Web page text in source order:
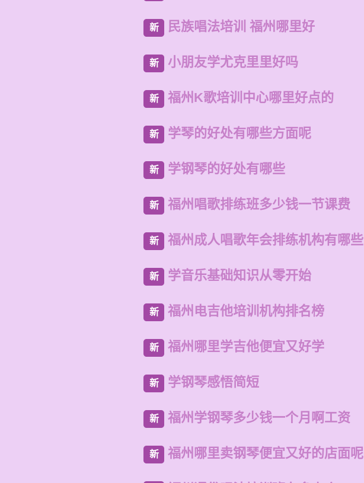
新 民族唱法培训 福州哪里好
新 小朋友学尤克里里好吗
新 福州K歌培训中心哪里好点的
新 学琴的好处有哪些方面呢
新 学钢琴的好处有哪些
新 福州唱歌排练班多少钱一节课费
新 福州成人唱歌年会排练机构有哪些
新 学音乐基础知识从零开始
新 福州电吉他培训机构排名榜
新 福州哪里学吉他便宜又好学
新 学钢琴感悟简短
新 福州学钢琴多少钱一个月啊工资
新 福州哪里卖钢琴便宜又好的店面呢